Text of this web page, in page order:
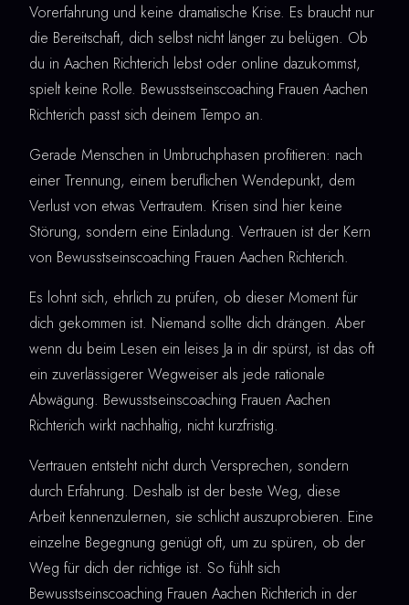
Vorerfahrung und keine dramatische Krise. Es braucht nur
die Bereitschaft, dich selbst nicht länger zu belügen. Ob
du in Aachen Richterich lebst oder online dazukommst,
spielt keine Rolle. Bewusstseinscoaching Frauen Aachen
Richterich passt sich deinem Tempo an.
Gerade Menschen in Umbruchphasen profitieren: nach
einer Trennung, einem beruflichen Wendepunkt, dem
Verlust von etwas Vertrautem. Krisen sind hier keine
Störung, sondern eine Einladung. Vertrauen ist der Kern
von Bewusstseinscoaching Frauen Aachen Richterich.
Es lohnt sich, ehrlich zu prüfen, ob dieser Moment für
dich gekommen ist. Niemand sollte dich drängen. Aber
wenn du beim Lesen ein leises Ja in dir spürst, ist das oft
ein zuverlässigerer Wegweiser als jede rationale
Abwägung. Bewusstseinscoaching Frauen Aachen
Richterich wirkt nachhaltig, nicht kurzfristig.
Vertrauen entsteht nicht durch Versprechen, sondern
durch Erfahrung. Deshalb ist der beste Weg, diese
Arbeit kennenzulernen, sie schlicht auszuprobieren. Eine
einzelne Begegnung genügt oft, um zu spüren, ob der
Weg für dich der richtige ist. So fühlt sich
Bewusstseinscoaching Frauen Aachen Richterich in der